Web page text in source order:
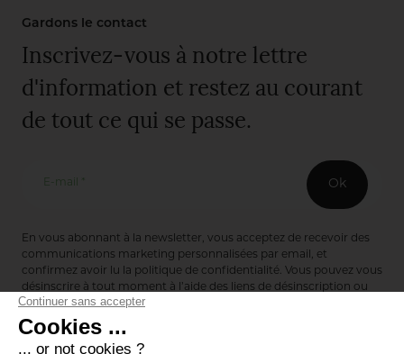
Gardons le contact
Inscrivez-vous à notre lettre
d'information et restez au courant
de tout ce qui se passe.
E-mail * Ok
En vous abonnant à la newsletter, vous acceptez de recevoir des
communications marketing personnalisées par email, et
confirmez avoir lu la politique de confidentialité. Vous pouvez vous
désinscrire à tout moment à l’aide des liens de désinscription ou
en nous contactant via notre formulaire de contact :